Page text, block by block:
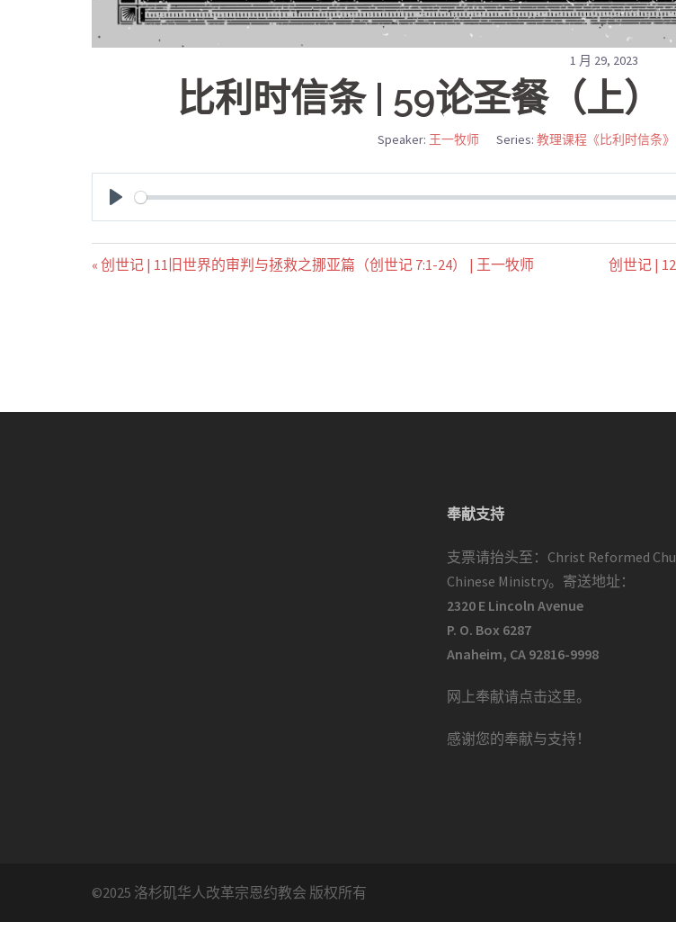
1 月 29, 2023
比利时信条 | 59论圣餐（上
Speaker: 王一牧师 Series: 教理课程《比利时信条》
PLAY
« 创世记 | 11旧世界的审判与拯救之挪亚篇（创世记 7:1-24） | 王一牧师 创世记 |
奉献支持
支票请抬头至：Christ Reformed
Chinese Ministry。寄送地址：
2320 E Lincoln Avenue
P. O. Box 6287
Anaheim, CA 92816-9998
网上奉献请点击这里。
感谢您的奉献与支持！
©2025 洛杉矶华人改革宗恩约教会 版权所有